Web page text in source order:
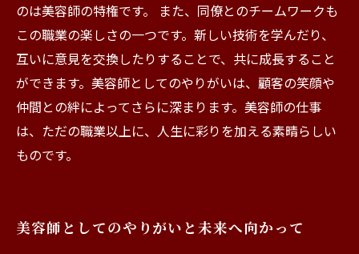
のは美容師の特権です。 また、同僚とのチームワークも
この職業の楽しさの一つです。新しい技術を学んだり、
互いに意見を交換したりすることで、共に成長すること
ができます。美容師としてのやりがいは、顧客の笑顔や
仲間との絆によってさらに深まります。美容師の仕事
は、ただの職業以上に、人生に彩りを加える素晴らしい
ものです。
美容師としてのやりがいと未来へ向かって